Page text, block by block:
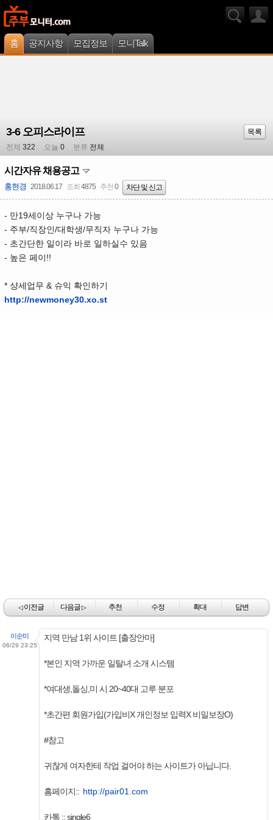
홈 공지사항 모집정보 모니Talk
3-6 오피스라이프
목록
전체 322 오늘 0 분류 전체
시간자유 채용공고
홍현경 2018.06.17 조회 4875 추천 0 차단 및 신고
- 만19세이상 누구나 가능
- 주부/직장인/대학생/무직자 누구나 가능
- 초간단한 일이라 바로 일하실수 있음
- 높은 페이!!
* 샹세업무 & 슈익 확인하기
http://newmoney30.xo.st
◁이전글 다음글▷ 추천 수정 확대 답변
이순미
06/29 23:25
지역 만남 1위 사이트 [출장안마]
*본인 지역 가까운 일탈녀 소개 시스템
*여대생,돌싱,미 시 20~40대 고루 분포
*초간편 회원가입(가입비X 개인정보 입력X 비밀보장O)
#참고
귀찮게 여자한테 작업 걸어야 하는 사이트가 아닙니다.
홈페이지:: http://pair01.com
카톡 :: single6